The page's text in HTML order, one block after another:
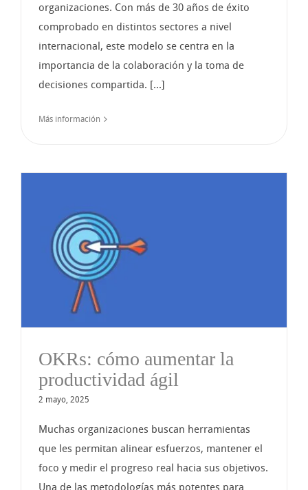
organizaciones. Con más de 30 años de éxito
comprobado en distintos sectores a nivel
internacional, este modelo se centra en la
importancia de la colaboración y la toma de
decisiones compartida. [...]
Más información
OKRs: cómo aumentar la
productividad ágil
2 mayo, 2025
Muchas organizaciones buscan herramientas
que les permitan alinear esfuerzos, mantener el
foco y medir el progreso real hacia sus objetivos.
Una de las metodologías más potentes para